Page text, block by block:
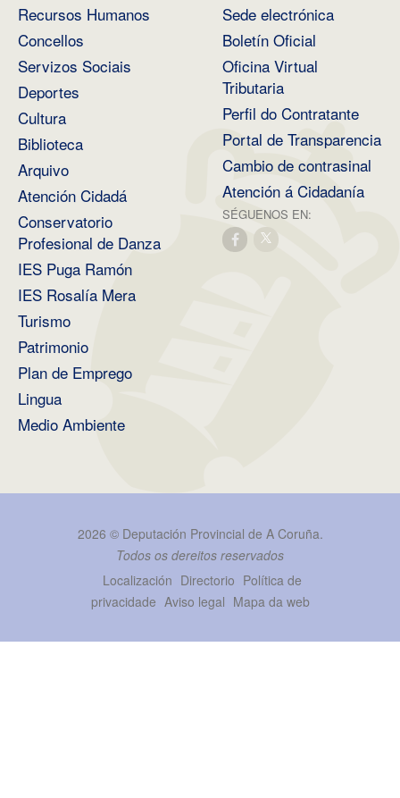
Recursos Humanos
Concellos
Servizos Sociais
Deportes
Cultura
Biblioteca
Arquivo
Atención Cidadá
Conservatorio
Profesional de Danza
IES Puga Ramón
IES Rosalía Mera
Turismo
Patrimonio
Plan de Emprego
Lingua
Medio Ambiente
Sede electrónica
Boletín Oficial
Oficina Virtual
Tributaria
Perfil do Contratante
Portal de Transparencia
Cambio de contrasinal
Atención á Cidadanía
SÉGUENOS EN:
2026 © Deputación Provincial de A Coruña.
Todos os dereitos reservados
Localización Directorio Política de
privacidade Aviso legal Mapa da web